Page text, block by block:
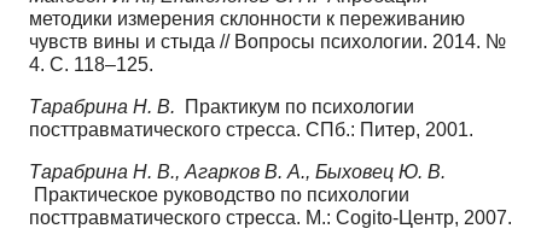
методики измерения склонности к переживанию
чувств вины и стыда // Вопросы психологии. 2014. №
4. С. 118–125.
Тарабрина Н. В.
Практикум по психологии
посттравматического стресса. СПб.: Питер, 2001.
Тарабрина Н. В., Агарков В. А., Быховец Ю. В.
Практическое руководство по психологии
посттравматического стресса. М.: Cogito-Центр, 2007.